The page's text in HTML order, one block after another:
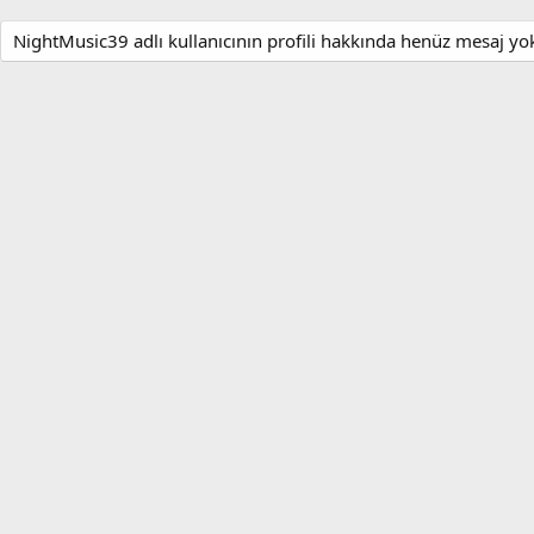
NightMusic39 adlı kullanıcının profili hakkında henüz mesaj